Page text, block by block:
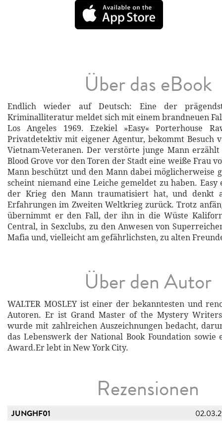
Über das eBook
Endlich wieder auf Deutsch: Eine der
Kriminalliteratur meldet sich mit einem brandneuen
Los Angeles 1969. Ezekiel »Easy« Porterhouse
Privatdetektiv mit eigener Agentur, bekommt Besuch
Vietnam-Veteranen. Der verstörte junge Mann
Blood Grove vor den Toren der Stadt eine weiße Frau
Mann beschützt und den Mann dabei möglicherweise
scheint niemand eine Leiche gemeldet zu haben.
der Krieg den Mann traumatisiert hat, und denkt
Erfahrungen im Zweiten Weltkrieg zurück. Trotz
übernimmt er den Fall, der ihn in die Wüste
Central, in Sexclubs, zu den Anwesen von
Mafia und, vielleicht am gefährlichsten, zu alten
Über den Autor
WALTER MOSLEY ist einer der bekanntesten und
Autoren. Er ist Grand Master of the Mystery
wurde mit zahlreichen Auszeichnungen bedacht,
das Lebenswerk der National Book Foundation sowie
Award.Er lebt in New York City.
Rezensionen
JUNGHF01